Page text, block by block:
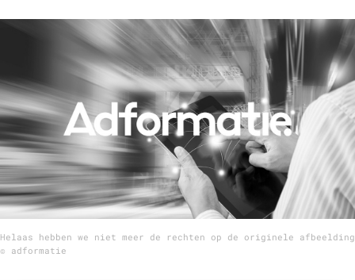
Menu
Home
9 sept: GenAI-training
12 nov: MarketingLive!
Adverteren
Events
Helaas hebben we niet meer de rechten op de originele afbeelding
© adformatie